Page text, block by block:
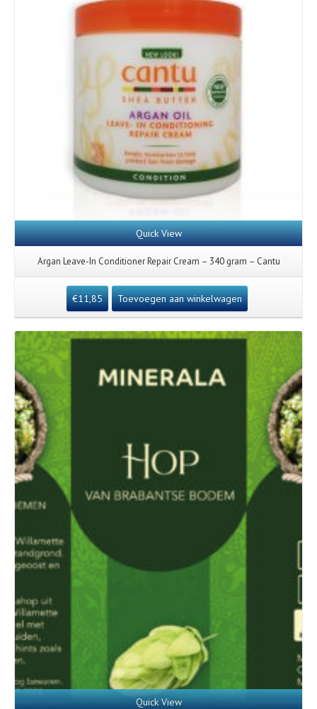
Quick View
Argan Leave-In Conditioner Repair Cream – 340 gram – Cantu
€11,85 Toevoegen aan winkelwagen
Quick View